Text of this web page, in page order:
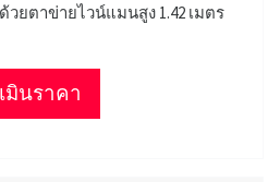
ด้วยตาข่ายไวน์แมนสูง 1.42 เมตร
มินราคา